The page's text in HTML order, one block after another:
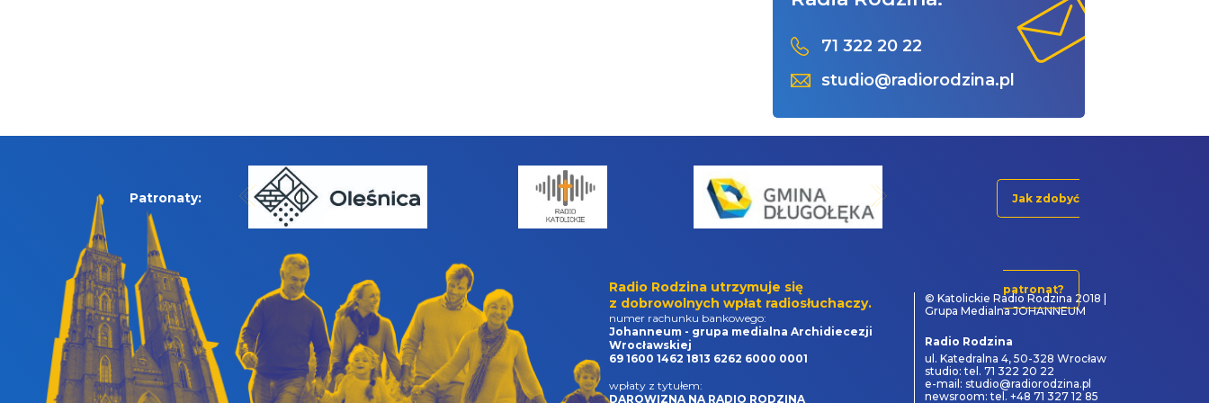
71 322 20 22
studio@radiorodzina.pl
Patronaty: Jak zdobyć
patronat?
Radio Rodzina utrzymuje się
z dobrowolnych wpłat radiosłuchaczy.
numer rachunku bankowego:
Johanneum - grupa medialna Archidiecezji
Wrocławskiej
69 1600 1462 1813 6262 6000 0001
wpłaty z tytułem:
DAROWIZNA NA RADIO RODZINA
© Katolickie Radio Rodzina 2018 |
Grupa Medialna JOHANNEUM
Radio Rodzina
ul. Katedralna 4, 50-328 Wrocław
studio: tel. 71 322 20 22
e-mail: studio@radiorodzina.pl
newsroom: tel. +48 71 327 12 85